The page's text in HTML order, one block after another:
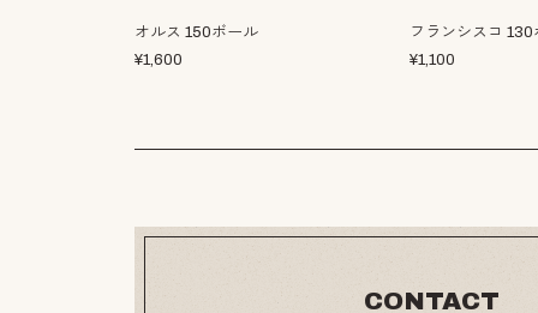
オルス 150ボール
¥1,600
フランシスコ 130
¥1,100
CONTACT